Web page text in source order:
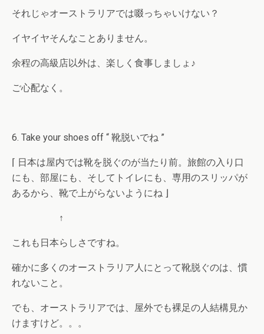
それじゃオーストラリアでは啜っちゃいけない？
イヤイヤそんなことありません。
余程の高級店以外は、楽しく食事しましょ♪
ご心配なく。
6. Take your shoes off “ 靴脱いでね ”
⌈ 日本は屋内では靴を脱ぐのが当たり前。旅館の入り口
にも、部屋にも、そしてトイレにも、専用のスリッパが
あるから、靴で上がらないようにね ⌋
↑
これも日本らしさですね。
確かに多くのオーストラリア人にとって靴脱ぐのは、慣
れないこと。
でも、オーストラリアでは、屋外でも裸足の人結構見か
けますけど。。。